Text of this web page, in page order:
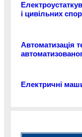
і цивільних
Автоматизація
Електричні